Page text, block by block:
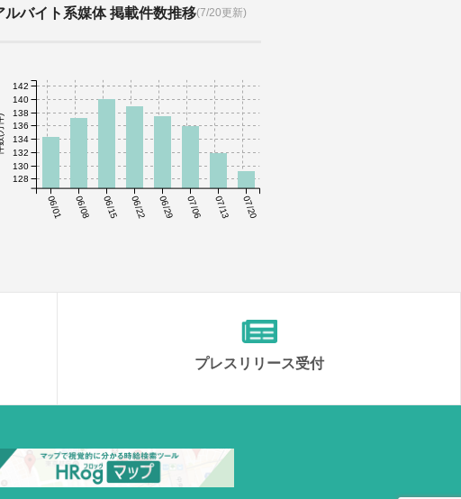
ルバイト系媒体 掲載件数推移(7/20更新)
06/01 06/08 06/15 06/22 06/29 07/06 07/13 07/20
件)
128
130
132
134
136
138
140
142
プレスリリース受付